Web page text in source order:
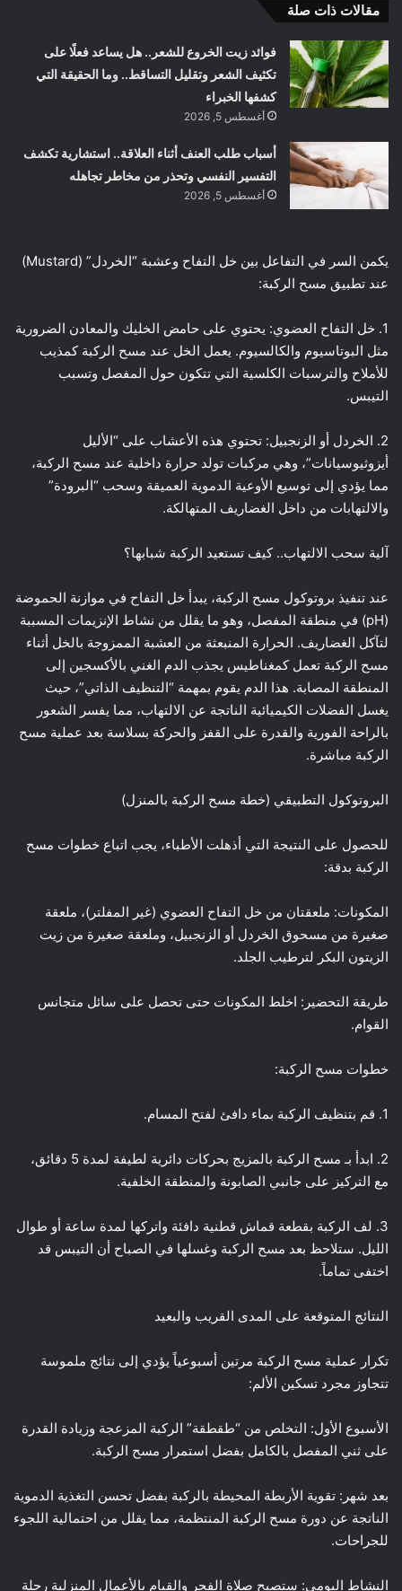
مقالات ذات صلة
فوائد زيت الخروع للشعر.. هل يساعد فعلًا على
تكثيف الشعر وتقليل التساقط.. وما الحقيقة التي
كشفها الخبراء
أغسطس 5, 2026
أسباب طلب العنف أثناء العلاقة.. استشارية تكشف
التفسير النفسي وتحذر من مخاطر تجاهله
أغسطس 5, 2026
يكمن السر في التفاعل بين خل التفاح وعشبة “الخردل” (Mustard)
عند تطبيق مسح الركبة:
1. خل التفاح العضوي: يحتوي على حامض الخليك والمعادن الضرورية
مثل البوتاسيوم والكالسيوم. يعمل الخل عند مسح الركبة كمذيب
للأملاح والترسبات الكلسية التي تتكون حول المفصل وتسبب
التيبس.
2. الخردل أو الزنجبيل: تحتوي هذه الأعشاب على “الأليل
أيزوثيوسيانات”، وهي مركبات تولد حرارة داخلية عند مسح الركبة،
مما يؤدي إلى توسيع الأوعية الدموية العميقة وسحب “البرودة”
والالتهابات من داخل الغضاريف المتهالكة.
آلية سحب الالتهاب.. كيف تستعيد الركبة شبابها؟
عند تنفيذ بروتوكول مسح الركبة، يبدأ خل التفاح في موازنة الحموضة
(pH) في منطقة المفصل، وهو ما يقلل من نشاط الإنزيمات المسببة
لتآكل الغضاريف. الحرارة المنبعثة من العشبة الممزوجة بالخل أثناء
مسح الركبة تعمل كمغناطيس يجذب الدم الغني بالأكسجين إلى
المنطقة المصابة. هذا الدم يقوم بمهمة “التنظيف الذاتي”، حيث
يغسل الفضلات الكيميائية الناتجة عن الالتهاب، مما يفسر الشعور
بالراحة الفورية والقدرة على القفز والحركة بسلاسة بعد عملية مسح
الركبة مباشرة.
البروتوكول التطبيقي (خطة مسح الركبة بالمنزل)
للحصول على النتيجة التي أذهلت الأطباء، يجب اتباع خطوات مسح
الركبة بدقة:
المكونات: ملعقتان من خل التفاح العضوي (غير المفلتر)، ملعقة
صغيرة من مسحوق الخردل أو الزنجبيل، وملعقة صغيرة من زيت
الزيتون البكر لترطيب الجلد.
طريقة التحضير: اخلط المكونات حتى تحصل على سائل متجانس
القوام.
خطوات مسح الركبة:
1. قم بتنظيف الركبة بماء دافئ لفتح المسام.
2. ابدأ بـ مسح الركبة بالمزيج بحركات دائرية لطيفة لمدة 5 دقائق،
مع التركيز على جانبي الصابونة والمنطقة الخلفية.
3. لف الركبة بقطعة قماش قطنية دافئة واتركها لمدة ساعة أو طوال
الليل. ستلاحظ بعد مسح الركبة وغسلها في الصباح أن التيبس قد
اختفى تماماً.
النتائج المتوقعة على المدى القريب والبعيد
تكرار عملية مسح الركبة مرتين أسبوعياً يؤدي إلى نتائج ملموسة
تتجاوز مجرد تسكين الألم:
الأسبوع الأول: التخلص من “طقطقة” الركبة المزعجة وزيادة القدرة
على ثني المفصل بالكامل بفضل استمرار مسح الركبة.
بعد شهر: تقوية الأربطة المحيطة بالركبة بفضل تحسن التغذية الدموية
الناتجة عن دورة مسح الركبة المنتظمة، مما يقلل من احتمالية اللجوء
للجراحات.
النشاط اليومي: ستصبح صلاة الفجر والقيام بالأعمال المنزلية رحلة